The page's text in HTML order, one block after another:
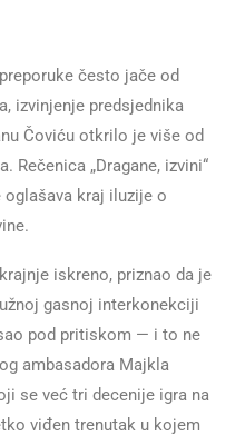
često jače od
izvinjenje predsjednika
Čoviću otkrilo je više od
Rečenica „Dragane, izvini“
kraj iluzije o
iskreno, priznao da je
gasnoj interkonekciji
pod pritiskom — i to ne
ambasadora Majkla
se već tri decenije igra na
viđen trenutak u kojem